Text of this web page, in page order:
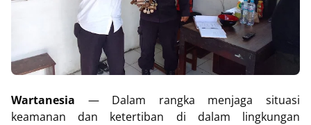
Wartanesia — Dalam rangka menjaga situasi
keamanan dan ketertiban di dalam lingkungan